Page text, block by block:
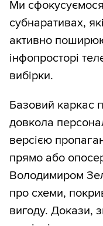
Ми
субнаративах,
активно
інфопросторі
вибірки.
Базовий каркас
довкола
версією
прямо або
Володимиром
про схеми,
вигоду. Докази,